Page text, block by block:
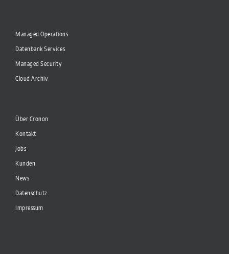
Managed Operations
Datenbank Services
Managed Security
Cloud Archiv
Über Cronon
Kontakt
Jobs
Kunden
News
Datenschutz
Impressum